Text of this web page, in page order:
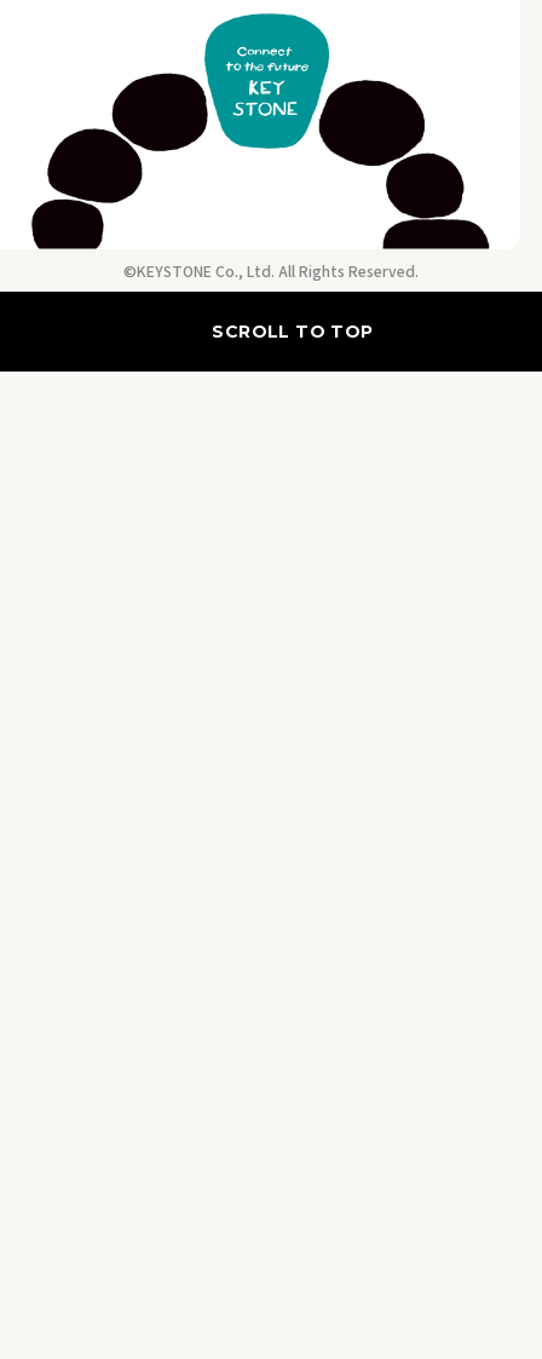
©KEYSTONE Co., Ltd. All Rights Reserved.
SCROLL TO TOP